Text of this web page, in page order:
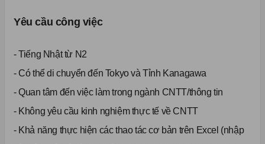
Yêu cầu công việc
- Tiếng Nhật từ N2
- Có thể di chuyển đến Tokyo và Tỉnh Kanagawa
- Quan tâm đến việc làm trong ngành CNTT/thông tin
- Không yêu cầu kinh nghiệm thực tế về CNTT
- Khả năng thực hiện các thao tác cơ bản trên Excel (nhập